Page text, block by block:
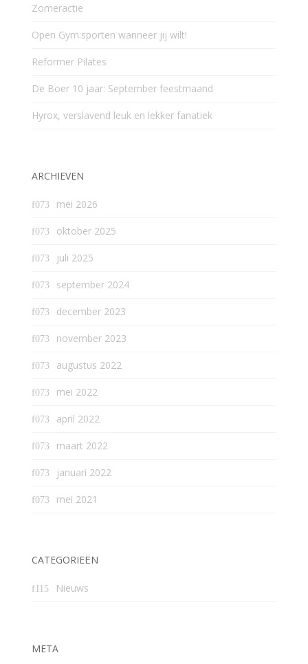
Zomeractie
Open Gym:sporten wanneer jij wilt!
Reformer Pilates
De Boer 10 jaar: September feestmaand
Hyrox, verslavend leuk en lekker fanatiek
ARCHIEVEN
mei 2026
oktober 2025
juli 2025
september 2024
december 2023
november 2023
augustus 2022
mei 2022
april 2022
maart 2022
januari 2022
mei 2021
CATEGORIEËN
Nieuws
META